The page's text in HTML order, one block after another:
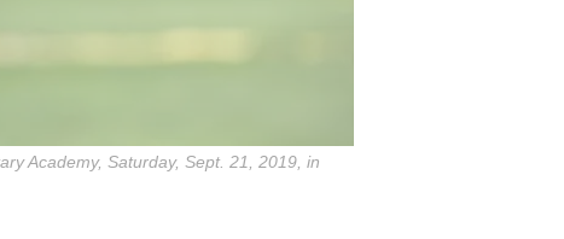
Academy, Saturday, Sept. 21, 2019, in